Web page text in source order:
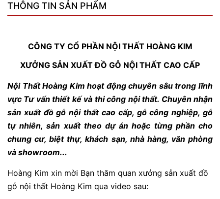
THÔNG TIN SẢN PHẨM
CÔNG TY CỔ PHẦN NỘI THẤT HOÀNG KIM
XƯỞNG SẢN XUẤT ĐỒ GỖ NỘI THẤT CAO CẤP
Nội Thất Hoàng Kim hoạt động chuyên sâu trong lĩnh
vực Tư vấn thiết kế và thi công nội thất. Chuyên nhận
sản xuất đồ gỗ nội thất cao cấp, gỗ công nghiệp, gỗ
tự nhiên, sản xuất theo dự án hoặc từng phần cho
chung cư, biệt thự, khách sạn, nhà hàng, văn phòng
và showroom...
Hoàng Kim xin mời Bạn thăm quan xưởng sản xuất đồ
gỗ nội thất Hoàng Kim qua video sau: